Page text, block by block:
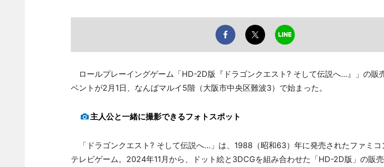
ロールプレーイングゲーム「HD-2D版『ドラゴンクエスト? そして伝説へ…』」の販
ベントが2月1日、なんばマルイ5階（大阪市中央区難波3）で始まった。
主人公と一緒に撮影できるフォトスポット
「ドラゴンクエスト? そして伝説へ…」は、1988（昭和63）年に発売されたファミコ
テレビゲーム。2024年11月から、ドット絵と3DCGを組み合わせた「HD-2D版」の販